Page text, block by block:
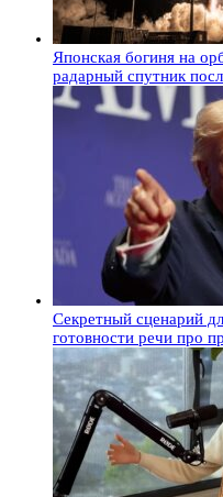
Японская богиня на
радарный спутник
Секретный сценарий
готовности речи про